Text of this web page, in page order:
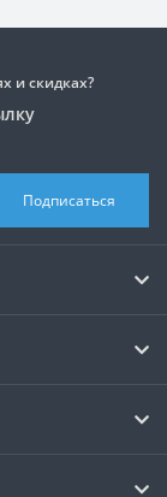
и скидках?
Подписаться